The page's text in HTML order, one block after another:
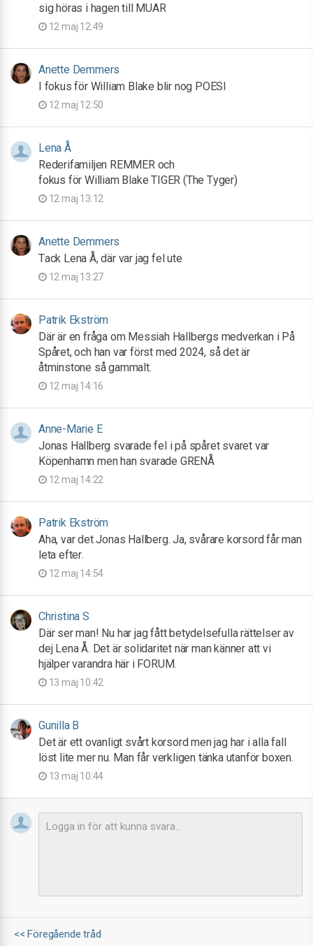
sig höras i hagen till MUAR
12 maj 12:49
Anette Demmers
I fokus för William Blake blir nog POESI
12 maj 12:50
Lena Å
Rederifamiljen REMMER och
fokus för William Blake TIGER (The Tyger)
12 maj 13:12
Anette Demmers
Tack Lena Å, där var jag fel ute
12 maj 13:27
Patrik Ekström
Där är en fråga om Messiah Hallbergs medverkan i På
Spåret, och han var först med 2024, så det är
åtminstone så gammalt.
12 maj 14:16
Anne-Marie E
Jonas Hallberg svarade fel i på spåret svaret var
Köpenhamn men han svarade GRENÅ
12 maj 14:22
Patrik Ekström
Aha, var det Jonas Hallberg. Ja, svårare korsord får man
leta efter.
12 maj 14:54
Christina S
Där ser man! Nu har jag fått betydelsefulla rättelser av
dej Lena Å. Det är solidaritet när man känner att vi
hjälper varandra här i FORUM.
13 maj 10:42
Gunilla B
Det är ett ovanligt svårt korsord men jag har i alla fall
löst lite mer nu. Man får verkligen tänka utanför boxen.
13 maj 10:44
<< Föregående tråd